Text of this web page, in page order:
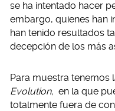
se ha intentado hacer
embargo, quienes han
han tenido resultados
decepción de los más
Para muestra tenemos
Evolution, en la que
totalmente fuera de